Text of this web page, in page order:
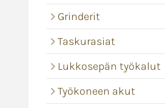
Grinderit
Taskurasiat
Lukkosepän työkalut
Työkoneen akut